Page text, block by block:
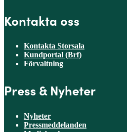
Kontakta oss
Kontakta Storsala
Kundportal (Brf)
Förvaltning
Press & Nyheter
Nyheter
Pressmeddelanden